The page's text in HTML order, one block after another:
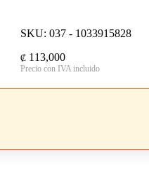
SKU: 037 - 1033915828
₡ 113,000